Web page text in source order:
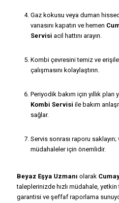
Gaz kokusu veya duman
vanasını kapatın ve hemen
Servisi acil hattını arayın.
Kombi çevresini temiz ve
çalışmasını kolaylaştırın.
Periyodik bakım için yıllık plan
Kombi Servisi ile bakım
sağlar.
Servis sonrası raporu
müdahaleler için önemlidir.
Beyaz Eşya Uzmanı olarak
taleplerinizde hızlı müdahale,
garantisi ve şeffaf raporlama